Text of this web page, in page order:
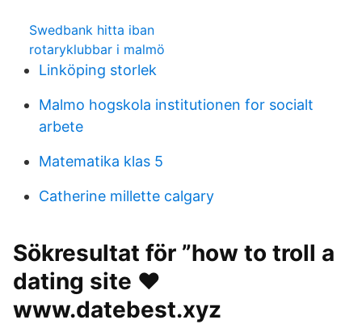
Swedbank hitta iban
rotaryklubbar i malmö
Linköping storlek
Malmo hogskola institutionen for socialt
arbete
Matematika klas 5
Catherine millette calgary
Sökresultat för ”how to troll a
dating site ❤️️
www.datebest.xyz